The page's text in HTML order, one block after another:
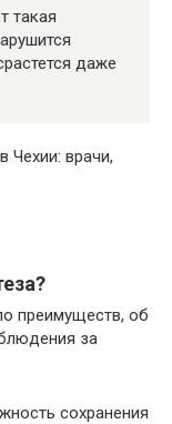
такая
даже
Чехии: врачи,
преимуществ, об
за
сохранения